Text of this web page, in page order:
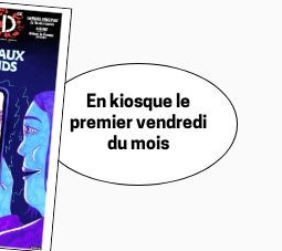
En kiosque le
premier vendredi
du mois